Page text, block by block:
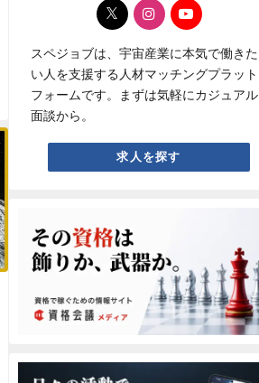
スペジョブは、宇宙産業に本気で働きた
い人を支援する人材マッチングプラット
フォームです。まずは気軽にカジュアル
面談から。
求人を探す